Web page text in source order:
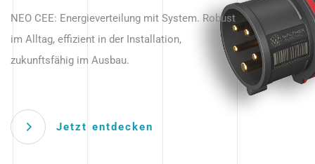
beginnt hier.
NEO CEE: Energieverteilung mit System. Robust
im Alltag, effizient in der Installation,
zukunftsfähig im Ausbau.
Jetzt entdecken
Anwendungen – robust, IP-geschützt und
zukunftsfähig.